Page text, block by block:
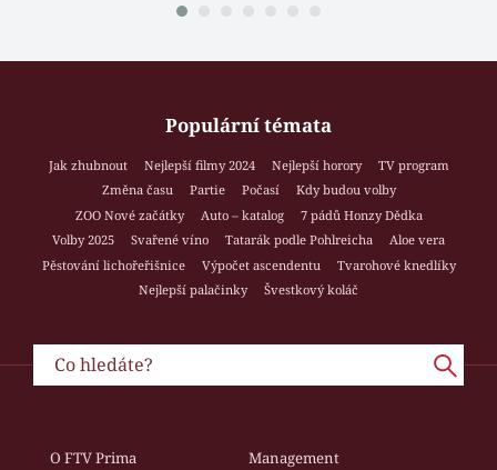
Populární témata
Jak zhubnout Nejlepší filmy 2024 Nejlepší horory
TV program
Změna času
Partie Počasí
Kdy budou volby
ZOO Nové začátky
Auto – katalog
7 pádů Honzy Dědka
Volby 2025
Svařené víno Tatarák podle Pohlreicha
Aloe vera
Pěstování lichořeřišnice
Výpočet ascendentu
Tvarohové knedlíky
Nejlepší palačinky
Švestkový koláč
O FTV Prima
Management